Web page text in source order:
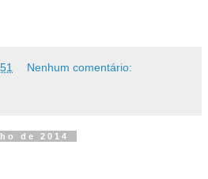
Nenhum comentário:
de 2014